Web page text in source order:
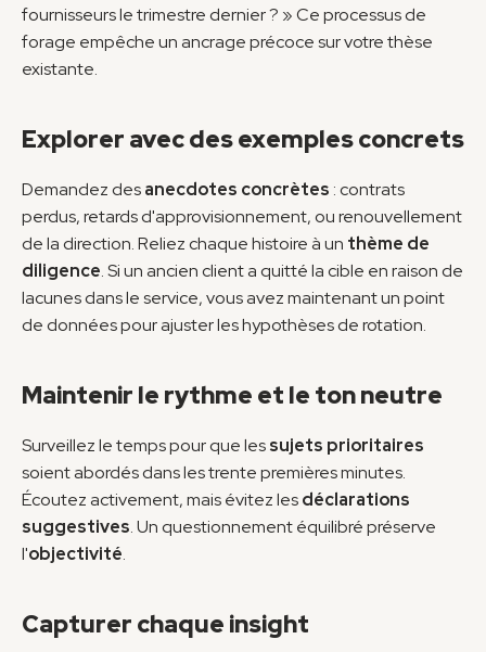
fournisseurs le trimestre dernier ? » Ce processus de
forage empêche un ancrage précoce sur votre thèse
existante.
Explorer avec des exemples concrets
Demandez des anecdotes concrètes : contrats
perdus, retards d'approvisionnement, ou renouvellement
de la direction. Reliez chaque histoire à un thème de
diligence. Si un ancien client a quitté la cible en raison de
lacunes dans le service, vous avez maintenant un point
de données pour ajuster les hypothèses de rotation.
Maintenir le rythme et le ton neutre
Surveillez le temps pour que les sujets prioritaires
soient abordés dans les trente premières minutes.
Écoutez activement, mais évitez les déclarations
suggestives. Un questionnement équilibré préserve
l'objectivité.
Capturer chaque insight